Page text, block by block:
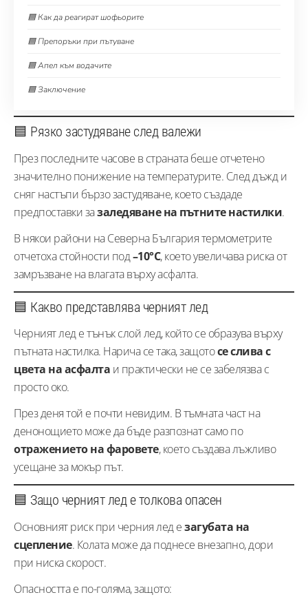
🟦 Как да реагират шофьорите
🟦 Препоръки при пътуване
🟦 Апел към водачите
🟦 Заключение
🟦 Рязко застудяване след валежи
През последните часове в страната беше отчетено
значително понижение на температурите. След дъжд и
сняг настъпи бързо застудяване, което създаде
предпоставки зазаледяване на пътните настилки.
В някои райони на Северна България термометрите
отчетоха стойности под–10°C, което увеличава риска от
замръзване на влагата върху асфалта.
🟦 Какво представлява черният лед
Черният лед е тънък слой лед, който се образува върху
пътната настилка. Нарича се така, защотосе слива с
цвета на асфалта и практически не се забелязва с
просто око.
През деня той е почти невидим. В тъмната част на
денонощието може да бъде разпознат само по
отражението на фаровете, което създава лъжливо
усещане за мокър път.
🟦 Защо черният лед е толкова опасен
Основният риск при черния лед езагубата на
сцепление. Колата може да поднесе внезапно, дори
при ниска скорост.
Опасността е по-голяма, защото: